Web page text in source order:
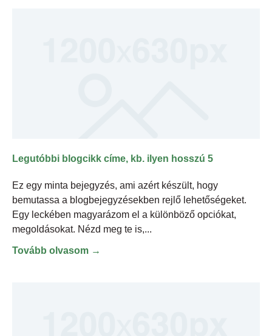
Legutóbbi blogcikk címe, kb. ilyen hosszú 5
Ez egy minta bejegyzés, ami azért készült, hogy
bemutassa a blogbejegyzésekben rejlő lehetőségeket.
Egy leckében magyarázom el a különböző opciókat,
megoldásokat. Nézd meg te is,
Tovább olvasom →